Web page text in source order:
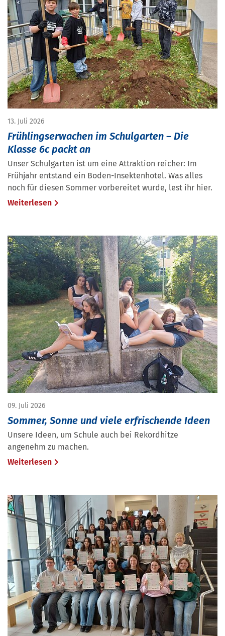
13. Juli 2026
Frühlingserwachen im Schulgarten – Die
Klasse 6c packt an
Unser Schulgarten ist um eine Attraktion reicher: Im
Frühjahr entstand ein Boden-Insektenhotel. Was alles
noch für diesen Sommer vorbereitet wurde, lest ihr hier.
Weiterlesen
09. Juli 2026
Sommer, Sonne und viele erfrischende Ideen
Unsere Ideen, um Schule auch bei Rekordhitze
angenehm zu machen.
Weiterlesen